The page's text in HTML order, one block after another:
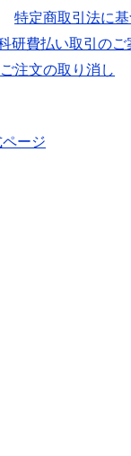
特定商取引法に
研費払い取引のご
ご注文の取り消し
ージ